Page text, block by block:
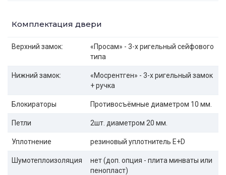
Комплектация двери
Верхний замок:
«Просам» - 3-х ригельный сейфового
типа
Нижний замок:
«Мосрентген» - 3-х ригельный замок
+ ручка
Блокираторы Противосъёмные диаметром 10 мм.
Петли 2шт. диаметром 20 мм.
Уплотнение резиновый уплотнитель E+D
Шумотеплоизоляция
нет (доп. опция - плита минваты или
пенопласт)